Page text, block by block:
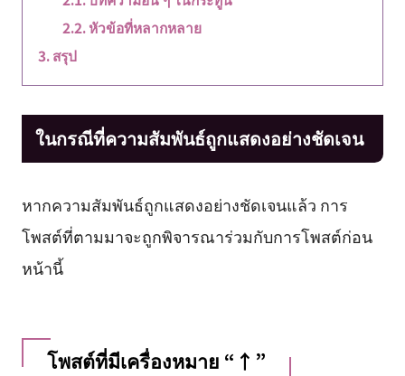
หัวข้อที่หลากหลาย
สรุป
ในกรณีที่ความสัมพันธ์ถูกแสดงอย่างชัดเจน
หากความสัมพันธ์ถูกแสดงอย่างชัดเจนแล้ว การ
โพสต์ที่ตามมาจะถูกพิจารณาร่วมกับการโพสต์ก่อน
หน้านี้
โพสต์ที่มีเครื่องหมาย “↑”